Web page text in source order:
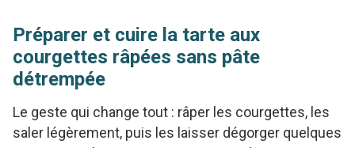
Préparer et cuire la tarte aux
courgettes râpées sans pâte
détrempée
Le geste qui change tout : râper les courgettes, les
saler légèrement, puis les laisser dégorger quelques